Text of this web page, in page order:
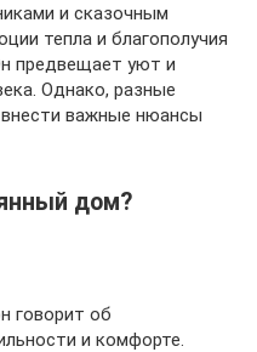
и сказочным
тепла и благополучия
предвещает уют и
Однако, разные
важные нюансы
дом?
говорит об
и комфорте.